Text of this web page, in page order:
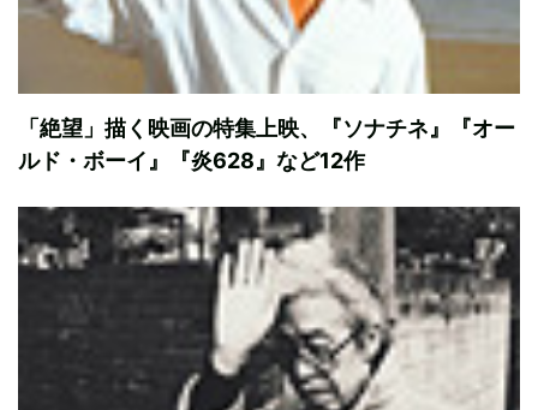
「絶望」描く映画の特集上映、『ソナチネ』『オー
ルド・ボーイ』『炎628』など12作